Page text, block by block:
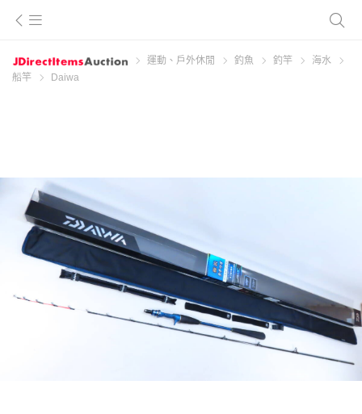
運動、戶外休閒 釣魚 釣竿
海水
船竿
Daiwa